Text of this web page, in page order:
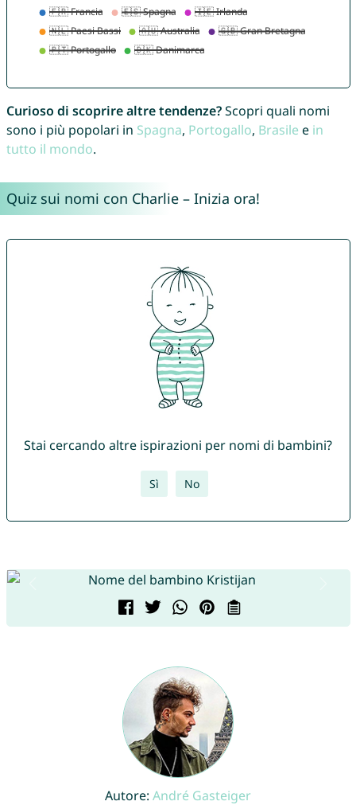
Curioso di scoprire altre tendenze?Scopri quali nomi
sono i più popolari in Spagna, Portogallo, Brasile e in
tutto il mondo.
Quiz sui nomi con Charlie – Inizia ora!
Stai cercando altre ispirazioni per nomi di bambini?
Sì No
Autore: André Gasteiger